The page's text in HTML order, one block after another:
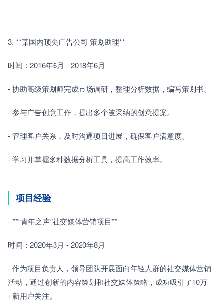
3. **某国内顶尖广告公司 策划助理**
时间：2016年6月 - 2018年6月
- 协助高级策划师完成市场调研，整理分析数据，编写策划书。
- 参与广告创意工作，提出多个被采纳的创意提案。
- 管理客户关系，及时沟通项目进展，确保客户满意度。
- 学习并掌握多种数据分析工具，提高工作效率。
项目经验
- **“青年之声”社交媒体营销项目**
时间：2020年3月 - 2020年8月
- 作为项目负责人，领导团队开展面向年轻人群的社交媒体营销
活动，通过创新的内容策划和社交媒体策略，成功吸引了10万
+新用户关注。